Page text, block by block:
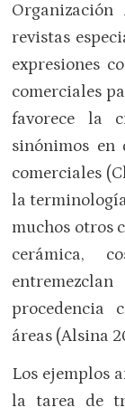
revistas
expresiones
comerciales
favorece la
sinónimos en
comerciales
la
muchos otros
cerámica,
procedencia
áreas (Alsina
Los ejemplos
la tarea de